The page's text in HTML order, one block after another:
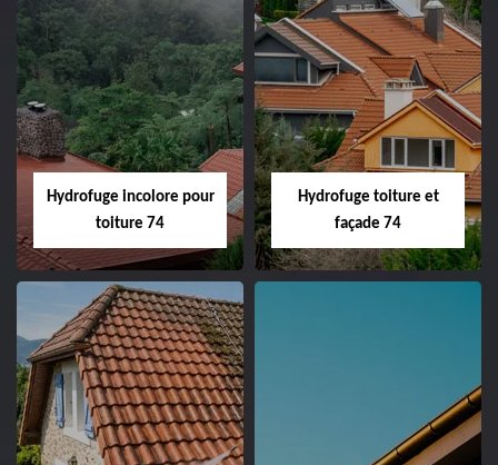
Hydrofuge incolore pour
toiture 74
Hydrofuge toiture et
façade 74